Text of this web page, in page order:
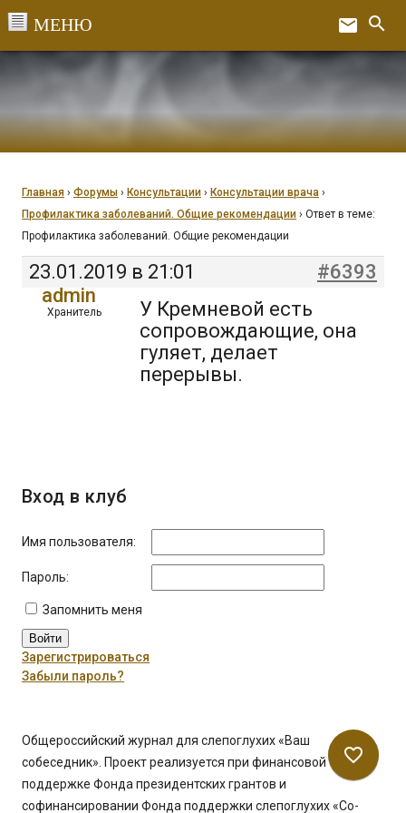
email search
Главная › Форумы › Консультации › Консультации врача ›
Профилактика заболеваний. Общие рекомендации › Ответ в теме:
Профилактика заболеваний. Общие рекомендации
23.01.2019 в 21:01
#6393
admin
Хранитель
У Кремневой есть
сопровождающие, она
гуляет, делает
перерывы.
Вход в клуб
Имя пользователя:
Пароль:
Запомнить меня
Войти
Зарегистрироваться
Забыли пароль?
Общероссийский журнал для слепоглухих «Ваш
собеседник». Проект реализуется при финансовой
поддержке Фонда президентских грантов и
софинансировании Фонда поддержки слепоглухих «Со-
favorite_border